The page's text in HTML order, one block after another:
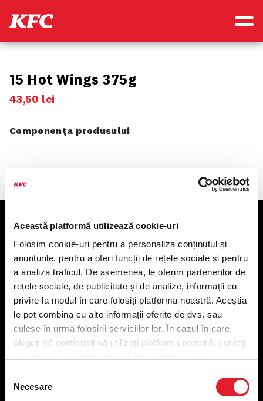
Această platformă utilizează cookie-uri
Folosim cookie-uri pentru a personaliza conținutul și
anunțurile, pentru a oferi funcții de rețele sociale și pentru
a analiza traficul. De asemenea, le oferim partenerilor de
rețele sociale, de publicitate și de analize, informații cu
privire la modul în care folosiți platforma noastră. Aceștia
le pot combina cu alte informații oferite de dvs. sau
culese în urma folosirii serviciilor lor. În cazul în care
alegeți să continuați să utilizați platforma noastră, sunteți
consimțământului
Necesare
15 Hot Wings 375g
43,50 lei
Componența produsului
KFC
Meniu livrare
Meniu ridicare
Nutriționale și Alergeni
Abonare Newsletter
Contact
Utile
Termeni și condiții
Politica de confidențialitate